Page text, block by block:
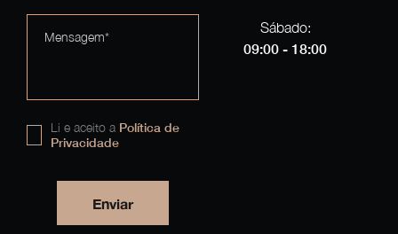
Mensagem*
Li e aceito a Política de
Privacidade
Enviar
Sábado:
09:00 - 18:00